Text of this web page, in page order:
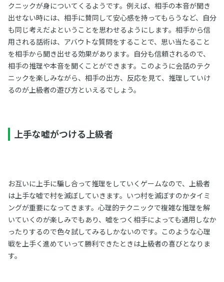
クニックが身についてくるようです。例えば、相手の本音が聞き
出せない時には、相手に賛同して安心感を持ってもらうなど、自分
も同じ考えだよということを思わせるようにします。相手から信
用される話術は、アバウトな質問をすることで、思い当たること
を相手から聞き出せる効果があります。自分も信頼されるので、
相手の推理や本音を聞くことができます。このように会話のテク
ニックを楽しみながら、相手の出方、反応を見て、推理していけ
るのが上級者の遊び方といえるでしょう。
上手な嘘がつける上級者
お互いに上手に騙し合って推理をしていくゲームなので、上級者
は上手な嘘で村を滅ぼしていきます。いつ村を滅ぼすのかタイミ
ングが重要になってきます。心理的テクニックで複雑な推理を解
いていくのが楽しみでもあり、嘘をつく相手によっても通用しなか
ったりするので色々試してみるしかないのです。このような心理
戦を上手く進めていって勝利できたときは上級者の喜びとなりま
す。